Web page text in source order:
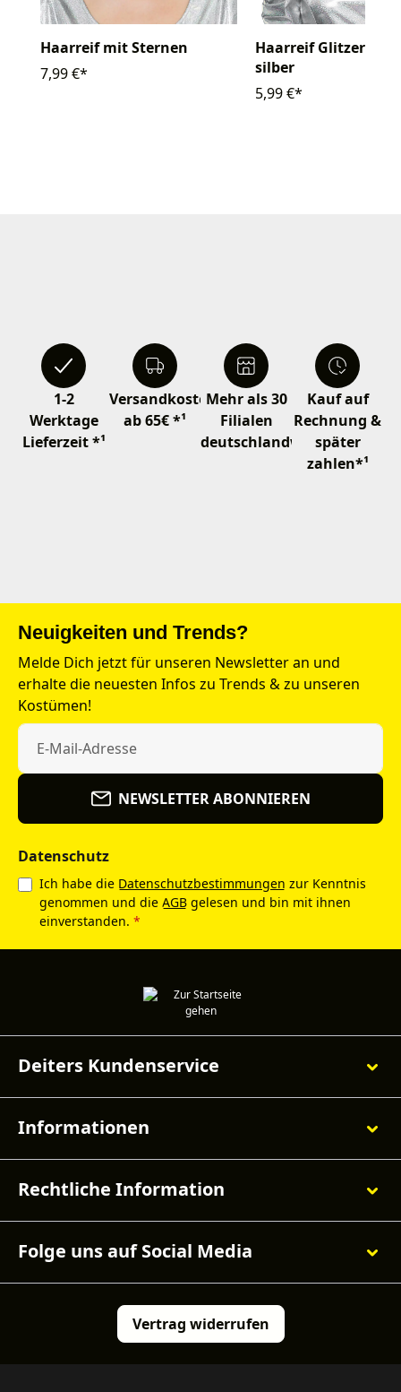
Haarreif mit Sternen
7,99 €*
Haarreif
silber
5,99 €*
1-2
Werktage
Lieferzeit *¹
Versandkostenfrei
ab 65€ *¹
Mehr als 30
Filialen
deutschlandweit
Kauf auf
Rechnung &
später
zahlen*¹
Neuigkeiten und Trends?
Melde Dich jetzt für unseren Newsletter an und
erhalte die neuesten Infos zu Trends & zu unseren
Kostümen!
NEWSLETTER ABONNIEREN
Datenschutz
Ich habe die Datenschutzbestimmungen zur Kenntnis
genommen und die AGB gelesen und bin mit ihnen
einverstanden. *
Deiters Kundenservice
Informationen
Rechtliche Information
Folge uns auf Social Media
Vertrag widerrufen